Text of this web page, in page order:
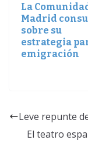
La
Madrid
sobre su
estrategia
emigración
Leve repunte
El teatro